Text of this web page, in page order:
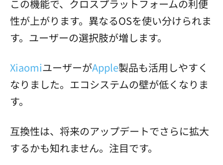
この機能で、クロスプラットフォームの利便
性が上がります。異なるOSを使い分けられま
す。ユーザーの選択肢が増します。
XiaomiユーザーがApple製品も活用しやすく
なりました。エコシステムの壁が低くなりま
す。
互換性は、将来のアップデートでさらに拡大
するかも知れません。注目です。